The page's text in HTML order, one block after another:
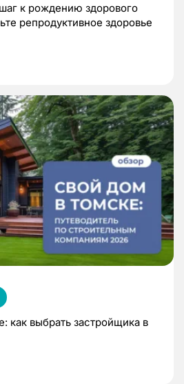
к рождению здорового
репродуктивное здоровье
как выбрать застройщика в